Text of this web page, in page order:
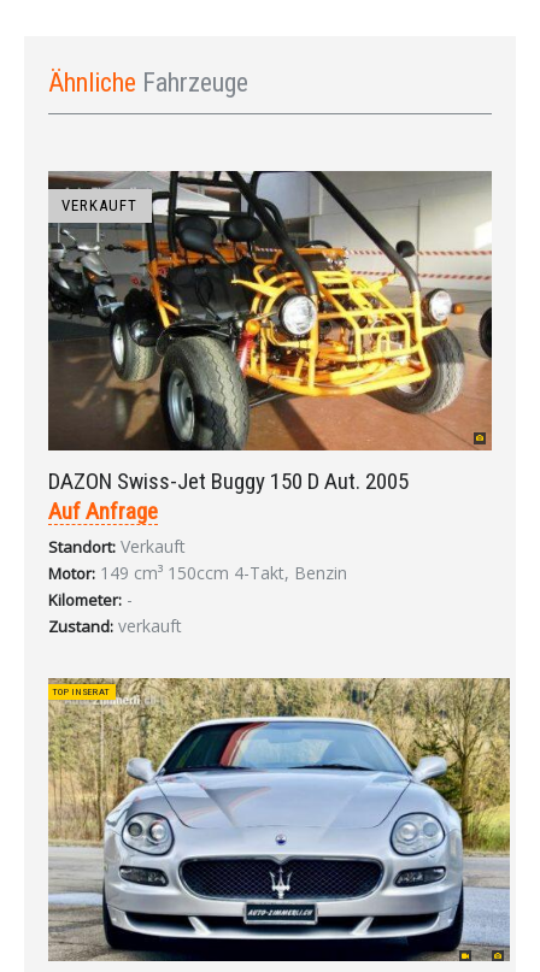
Ähnliche Fahrzeuge
VERKAUFT
DAZON Swiss-Jet Buggy 150 D Aut. 2005
Auf Anfrage
Standort: Verkauft
Motor: 149 cm³ 150ccm 4-Takt, Benzin
Kilometer: -
Zustand: verkauft
TOP INSERAT